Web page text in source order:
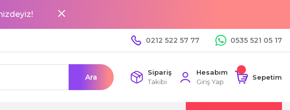
0212 522 57 77 0535 521 05 17
Ara
Sipariş
Takibi
Hesabım
Giriş Yap
Sepetim